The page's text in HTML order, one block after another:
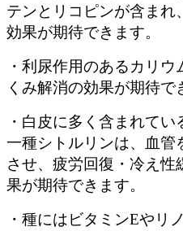
テンとリコピンが含まれ
効果が期待できます。
・利尿作用のあるカリ
くみ解消の効果が期待で
・白皮に多く含まれて
一種シトルリンは、血管
させ、疲労回復・冷え性
果が期待できます。
・種にはビタミンEやリ